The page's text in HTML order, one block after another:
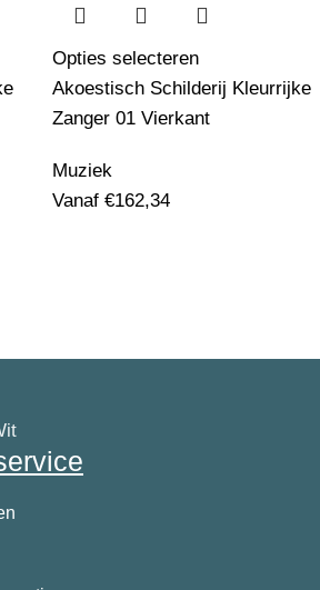
Opties selecteren
Akoestisch Schilderij Kleurrijke
Zanger 01 Vierkant
Muziek
Vanaf€162,34